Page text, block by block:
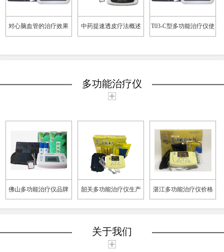
对心脑血管的治疗效果 中药提速透皮疗法概述 T03-C型多功能治疗仪使
多功能治疗仪
佛山多功能治疗仪品牌 韶关多功能治疗仪生产
厂家
湛江多功能治疗仪价格
关于我们